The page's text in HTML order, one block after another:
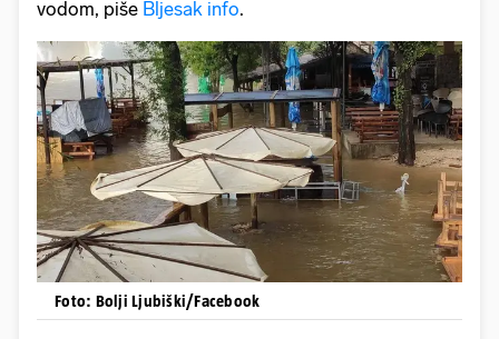
vodom, piše Bljesak info.
Foto: Bolji Ljubiški/Facebook